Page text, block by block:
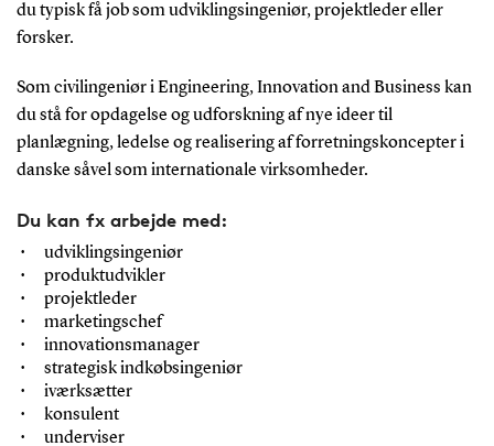
du typisk få job som udviklingsingeniør, projektleder eller
forsker.
Som civilingeniør i Engineering, Innovation and Business kan
du stå for opdagelse og udforskning af nye ideer til
planlægning, ledelse og realisering af forretningskoncepter i
danske såvel som internationale virksomheder.
Du kan fx arbejde med:
udviklingsingeniør
produktudvikler
projektleder
marketingschef
innovationsmanager
strategisk indkøbsingeniør
iværksætter
konsulent
underviser